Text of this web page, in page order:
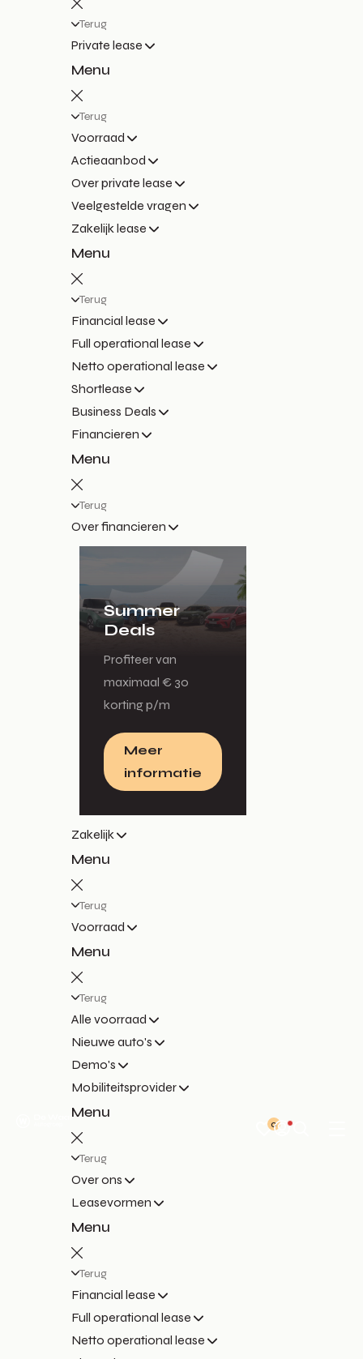
Terug
Private lease
Menu
Terug
Voorraad
Actieaanbod
Over private lease
Veelgestelde vragen
Zakelijk lease
Menu
Terug
Financial lease
Full operational lease
Netto operational lease
Shortlease
Business Deals
Financieren
Menu
Terug
Over financieren
Summer
Deals
Profiteer van
maximaal € 30
korting p/m
Meer
informatie
Zakelijk
Menu
Terug
Voorraad
Menu
Terug
Alle voorraad
Nieuwe auto's
Demo's
Mobiliteitsprovider
Menu
Terug
Over ons
Leasevormen
Menu
Terug
Financial lease
Full operational lease
Netto operational lease
0